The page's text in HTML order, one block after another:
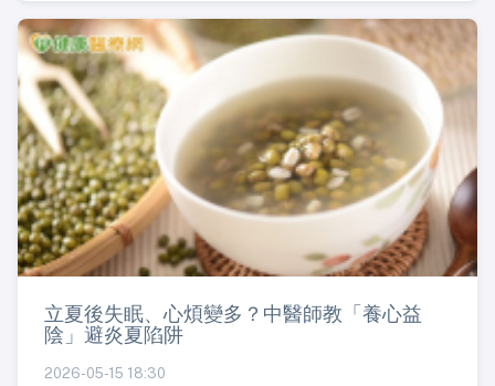
立夏後失眠、心煩變多？中醫師教「養心益
陰」避炎夏陷阱
2026-05-15 18:30